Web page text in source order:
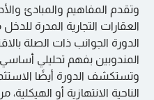
وتقدم المفاهيم والمبادئ
العقارات التجارية المدرة
الدورة الجوانب ذات الصلة
المندوبين بفهم تحليلي
وتستكشف الدورة أيضًا
الناحية الانتهازية أو